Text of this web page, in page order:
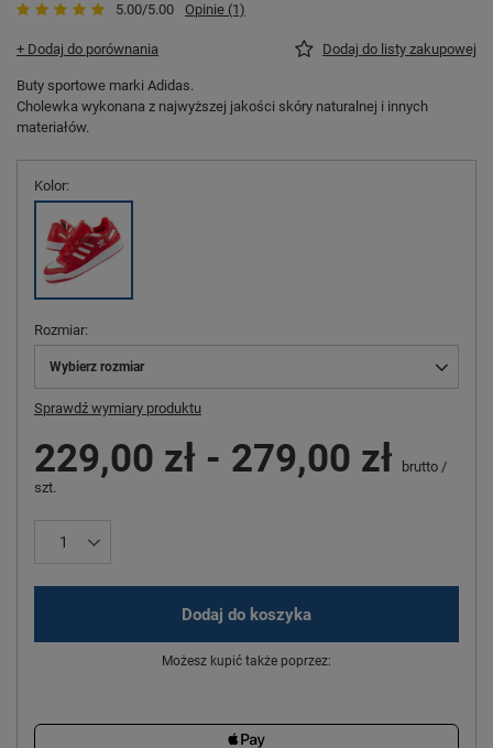
5.00/5.00 Opinie (1)
+ Dodaj do porównania Dodaj do listy zakupowej
Buty sportowe marki Adidas.
Cholewka wykonana z najwyższej jakości skóry naturalnej i innych
materiałów.
Kolor
Rozmiar
Wybierz rozmiar
Sprawdź wymiary produktu
229,00 zł - 279,00 zł brutto /
szt.
Dodaj do koszyka
Możesz kupić także poprzez: